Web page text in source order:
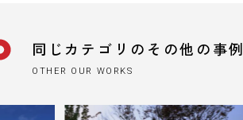
同じカテゴリのその他の事例
OTHER OUR WORKS